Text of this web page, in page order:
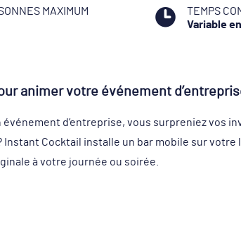
MAXIMUM
TEMPS
Variable
animer votre événement
d’entreprise, vous surpreniez vos
Instant Cocktail installe un bar mobile sur votre
à votre journée ou soirée.